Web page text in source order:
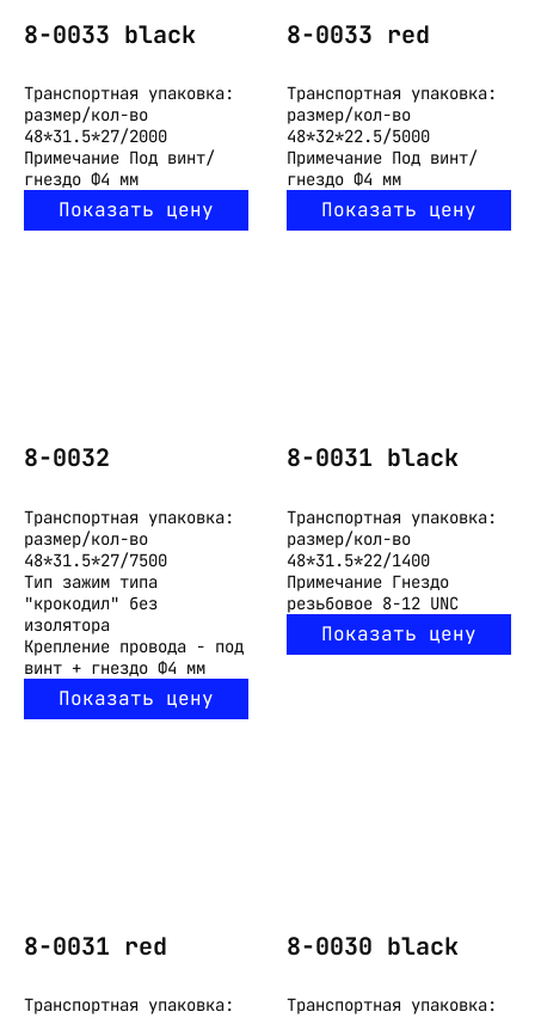
8-0033 black
Транспортная упаковка:
размер/кол-во
48*31.5*27/2000
Примечание Под винт/
гнездо Ф4 мм
Показать цену
8-0033 red
Транспортная упаковка:
размер/кол-во
48*32*22.5/5000
Примечание Под винт/
гнездо Ф4 мм
Показать цену
8-0032
Транспортная упаковка:
размер/кол-во
48*31.5*27/7500
Тип зажим типа
"крокодил" без
изолятора
Крепление провода - под
винт + гнездо Ф4 мм
Показать цену
8-0031 black
Транспортная упаковка:
размер/кол-во
48*31.5*22/1400
Примечание Гнездо
резьбовое 8-12 UNC
Показать цену
8-0031 red
Транспортная упаковка:
8-0030 black
Транспортная упаковка: